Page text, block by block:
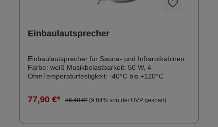
Einbaulautsprecher
Einbaulautsprecher für Sauna- und Infrarotkabinen.
Farbe: weiß Musikbelastbarkeit: 50 W, 4
OhmTemperaturfestigkeit: -40°C bis +120°C
77,90 €* 86,40 €* (9.84% von der UVP gespart)